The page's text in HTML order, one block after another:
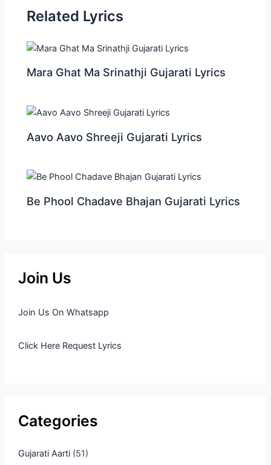
Related Lyrics
Mara Ghat Ma Srinathji Gujarati Lyrics
Aavo Aavo Shreeji Gujarati Lyrics
Be Phool Chadave Bhajan Gujarati Lyrics
Join Us
Join Us On Whatsapp
Click Here Request Lyrics
Categories
Gujarati Aarti(51)